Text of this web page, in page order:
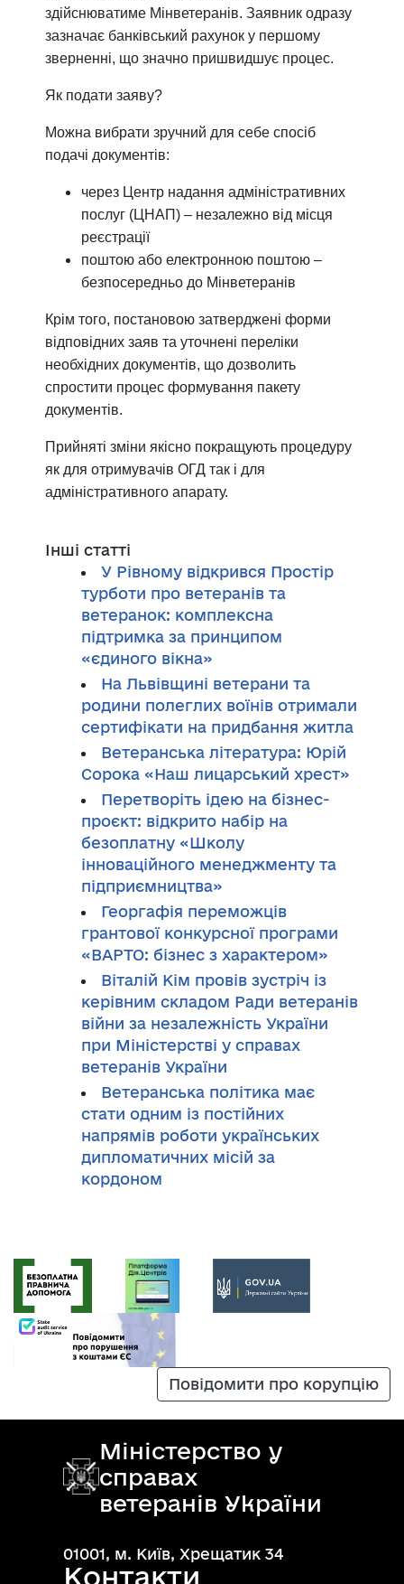
здійснюватиме Мінветеранів. Заявник одразу
зазначає банківський рахунок у першому
зверненні, що значно пришвидшує процес.
Як подати заяву?
Можна вибрати зручний для себе спосіб
подачі документів:
через Центр надання адміністративних
послуг (ЦНАП) – незалежно від місця
реєстрації
поштою або електронною поштою –
безпосередньо до Мінветеранів
Крім того, постановою затверджені форми
відповідних заяв та уточнені переліки
необхідних документів, що дозволить
спростити процес формування пакету
документів.
Прийняті зміни якісно покращують процедуру
як для отримувачів ОГД так і для
адміністративного апарату.
Інші статті
У Рівному відкрився Простір
турботи про ветеранів та
ветеранок: комплексна
підтримка за принципом
«єдиного вікна»
На Львівщині ветерани та
родини полеглих воїнів отримали
сертифікати на придбання житла
Ветеранська література: Юрій
Сорока «Наш лицарський хрест»
Перетворіть ідею на бізнес-
проєкт: відкрито набір на
безоплатну «Школу
інноваційного менеджменту та
підприємництва»
Георгафія переможців
грантової конкурсної програми
«ВАРТО: бізнес з характером»
Віталій Кім провів зустріч із
керівним складом Ради ветеранів
війни за незалежність України
при Міністерстві у справах
ветеранів України
Ветеранська політика має
стати одним із постійних
напрямів роботи українських
дипломатичних місій за
кордоном
Повідомити про корупцію
Міністерство у
справах
ветеранів України
01001, м. Київ, Хрещатик 34
Контакти